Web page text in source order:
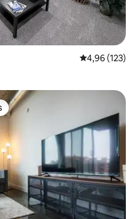
Note
4,96 (123)
les plus aimés